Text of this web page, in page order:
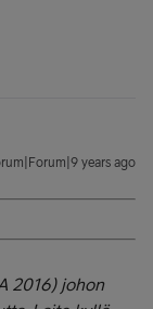
years ago
2016) johon